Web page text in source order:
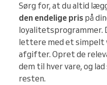
Sørg for, at du altid
den endelige pris på
loyalitetsprogrammer.
lettere med et
afgifter. Opret de
dem til hver vare, og
resten.